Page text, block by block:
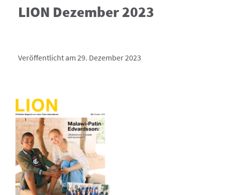
LION Dezember 2023
Veröffentlicht am 29. Dezember 2023